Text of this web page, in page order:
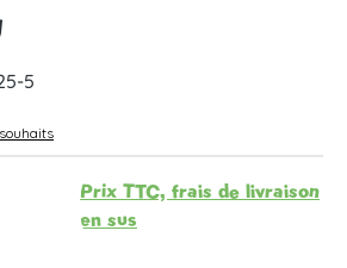
5
Prix TTC, frais de livraison
en sus